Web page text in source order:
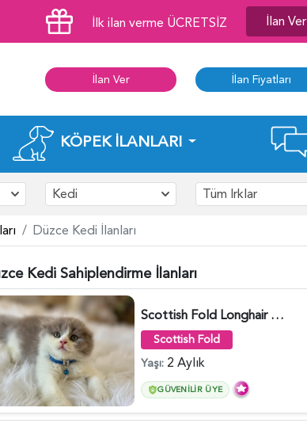
İlk ilan verme ÜCRETSİZ İlan Ver
İlan Ver İlan Fiyatları
KÖPEK İLANLARI
Kedi Tüm Irklar
Düzce Kedi İlanları
Kedi Sahiplendirme İlanları
Scottish Fold Longhair Lilac Bi Color 2 Aylık - 5908
Scottish Fold
Yaşı: 2 Aylık
GÜVENILIR ÜYE